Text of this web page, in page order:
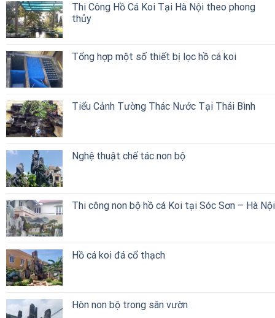
Thi Công Hồ Cá Koi Tại Hà Nội theo phong
thủy
Tổng hợp một số thiết bị lọc hồ cá koi
Tiểu Cảnh Tường Thác Nước Tại Thái Bình
Nghệ thuật chế tác non bộ
Thi công non bộ hồ cá Koi tại Sóc Sơn – Hà Nội
Hồ cá koi đá cổ thạch
Hòn non bộ trong sân vườn